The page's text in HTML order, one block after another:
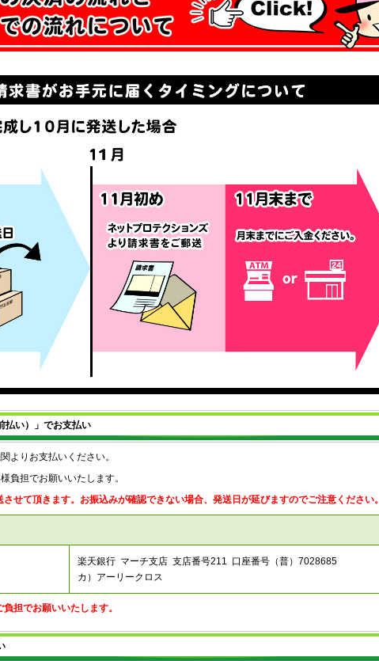
払い）」でお支払い
よりお支払いください。
負担でお願いいたします。
せて頂きます。お振込みが確認できない場合、発送日が延びますのでご注意ください。
楽天銀行 マーチ支店 支店番号211 口座番号（普）7028685
カ）アーリークロス
担でお願いいたします。